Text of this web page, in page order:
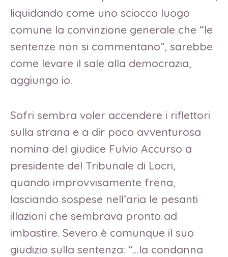
liquidando come uno sciocco luogo
comune la convinzione generale che “le
sentenze non si commentano”, sarebbe
come levare il sale alla democrazia,
aggiungo io.
Sofri sembra voler accendere i riflettori
sulla strana e a dir poco avventurosa
nomina del giudice Fulvio Accurso a
presidente del Tribunale di Locri,
quando improvvisamente frena,
lasciando sospese nell’aria le pesanti
illazioni che sembrava pronto ad
imbastire. Severo è comunque il suo
giudizio sulla sentenza: “…la condanna